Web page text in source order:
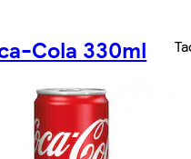
Cola 330ml